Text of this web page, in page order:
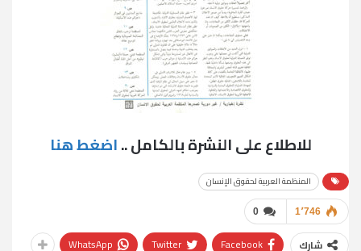
للاطلاع على النشرة بالكامل ..اضغط هنا
المنظمة العربية لحقوق الإنسان
0 1٬746
شارك Facebook
Twitter
WhatsApp